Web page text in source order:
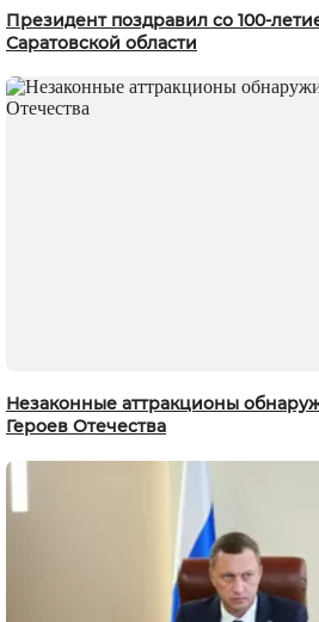
Президент поздравил со 100-
Саратовской области
Незаконные аттракционы
Героев Отечества